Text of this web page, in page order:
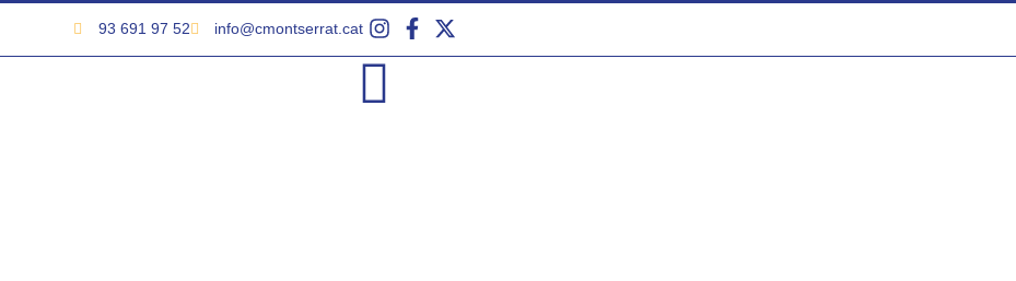
93 691 97 52 info@cmontserrat.cat